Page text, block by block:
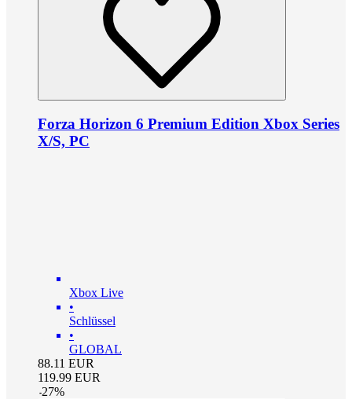
Forza Horizon 6 Premium Edition Xbox Series
X/S, PC
Xbox Live
•
Schlüssel
•
GLOBAL
88.11 EUR
119.99 EUR
-27%